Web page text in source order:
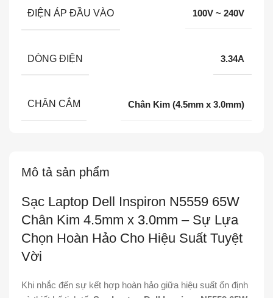
Mô tả sản phẩm
Sạc Laptop Dell Inspiron N5559 65W
Chân Kim 4.5mm x 3.0mm – Sự Lựa
Chọn Hoàn Hảo Cho Hiệu Suất Tuyệt
Vời
Khi nhắc đến sự kết hợp hoàn hảo giữa hiệu suất ổn định
ĐIỆN ÁP ĐẦU VÀO 100V ~ 240V
DÒNG ĐIỆN 3.34A
CHÂN CẮM Chân Kim (4.5mm x 3.0mm)